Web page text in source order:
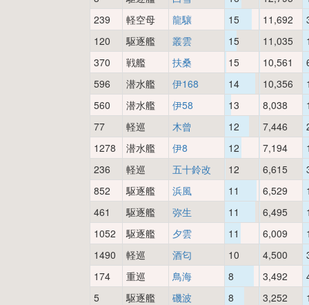
239
軽空母 龍驤 15 11,692
120
駆逐艦 叢雲 15 11,035
370
戦艦 扶桑 15 10,561
596
潜水艦 伊168 14 10,356
560
潜水艦 伊58 13 8,038
77
軽巡 木曾 12 7,446
1278
潜水艦 伊8 12 7,194
236
軽巡 五十鈴改 12 6,615
852
駆逐艦 浜風 11 6,529
461
駆逐艦 弥生 11 6,495
1052
駆逐艦 夕雲 11 6,009
1490
軽巡 酒匂 10 4,500
174
重巡 鳥海 8 3,492
5
駆逐艦 磯波 8 3,252